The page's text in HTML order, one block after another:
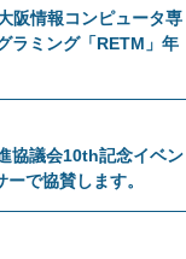
阪情報コンピュータ専
ラミング「RETM」年
協議会10th記念イベン
で協賛します。